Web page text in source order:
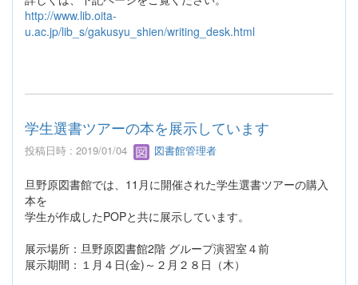
http://www.lib.oita-
u.ac.jp/lib_s/gakusyu_shien/writing_desk.html
学生選書ツアーの本を展示しています
投稿日時 : 2019/01/04 図書館管理者
旦野原図書館では、11月に開催された学生選書ツアーの購入
本を
学生が作成したPOPと共に展示しています。
展示場所：旦野原図書館2階 グループ演習室４前
展示期間：１月４日(金)～２月２８日（木）